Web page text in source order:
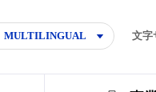
MULTILINGUAL 文字